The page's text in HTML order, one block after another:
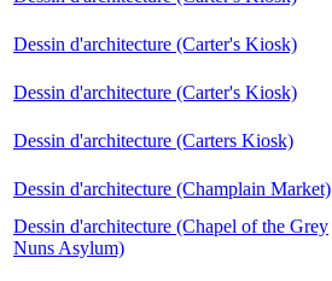
Dessin d'architecture (Carter's Kiosk)
Dessin d'architecture (Carter's Kiosk)
Dessin d'architecture (Carters Kiosk)
Dessin d'architecture (Champlain Market)
Dessin d'architecture (Chapel of the Grey
Nuns Asylum)